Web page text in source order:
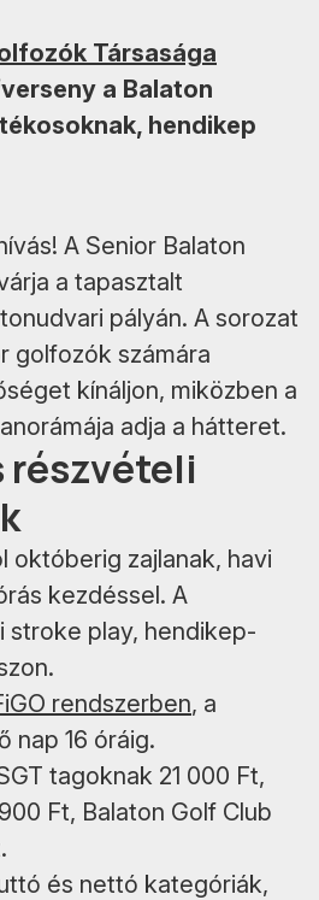
Társasága
a Balaton
hendikep
A Senior Balaton
a tapasztalt
pályán. A sorozat
golfozók számára
kínáljon, miközben a
adja a hátteret.
részvételi
októberig zajlanak, havi
kezdéssel. A
stroke play, hendikep-
rendszerben, a
nap 16 óráig.
tagoknak 21 000 Ft,
Ft, Balaton Golf Club
és nettó kategóriák,